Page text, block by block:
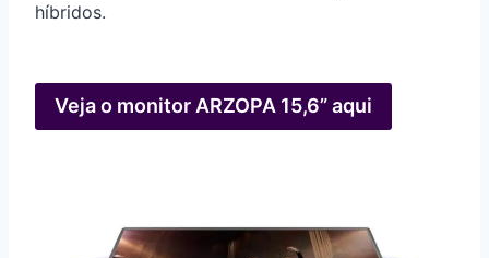
híbridos.
Veja o monitor ARZOPA 15,6” aqui